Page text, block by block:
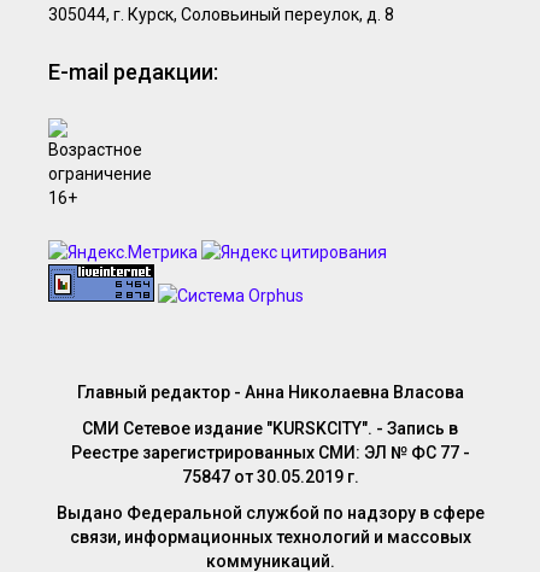
305044, г. Курск, Соловьиный переулок, д. 8
E-mail редакции:
Главный редактор - Анна Николаевна Власова
СМИ Сетевое издание "KURSKCITY". - Запись в
Реестре зарегистрированных СМИ: ЭЛ № ФС 77 -
75847 от 30.05.2019 г.
Выдано Федеральной службой по надзору в сфере
связи, информационных технологий и массовых
коммуникаций.